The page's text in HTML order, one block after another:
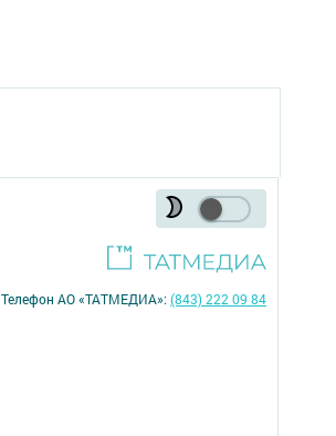
Телефон АО «ТАТМЕДИА»:(843) 222 09 84